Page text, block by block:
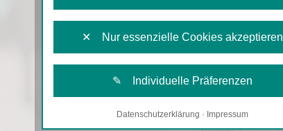
✕ Nur essenzielle Cookies akzeptieren
✎ Individuelle Präferenzen
Notwendige Cookies
Datenschutzerklärung · Impressum